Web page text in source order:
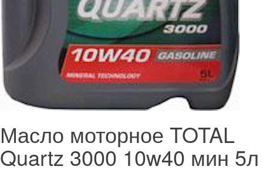
Масло моторное TOTAL
Quartz 3000 10w40 мин 5л